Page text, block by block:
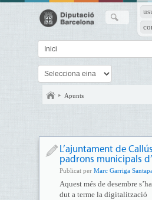
Apunts
L’ajuntament de
padrons municipals
Publicat per Marc Garriga
Aquest més de desembre s’ha
dut a terme la digitalització